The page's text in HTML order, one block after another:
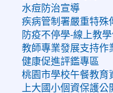
水痘防治宣導
疾病管制署嚴重特殊
防疫不停學-線上教
教師專業發展支持作
健康促進評鑑專區
桃園市學校午餐教育
上大國小個資保護公